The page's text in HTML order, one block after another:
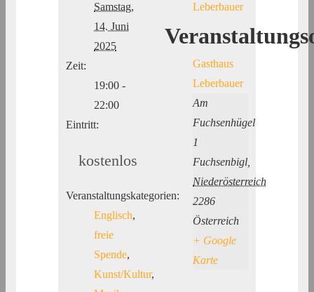
Samstag,
14. Juni
2025
Zeit:
19:00 -
22:00
Eintritt:
kostenlos
Veranstaltungskategorien:
Englisch,
freie
Spende,
Kunst/Kultur,
Leberbauer
Gasthaus
Leberbauer
Am
Fuchsenhügel
1
Fuchsenbigl
Niederösterreich
2286
Österreich
+ Google
Karte